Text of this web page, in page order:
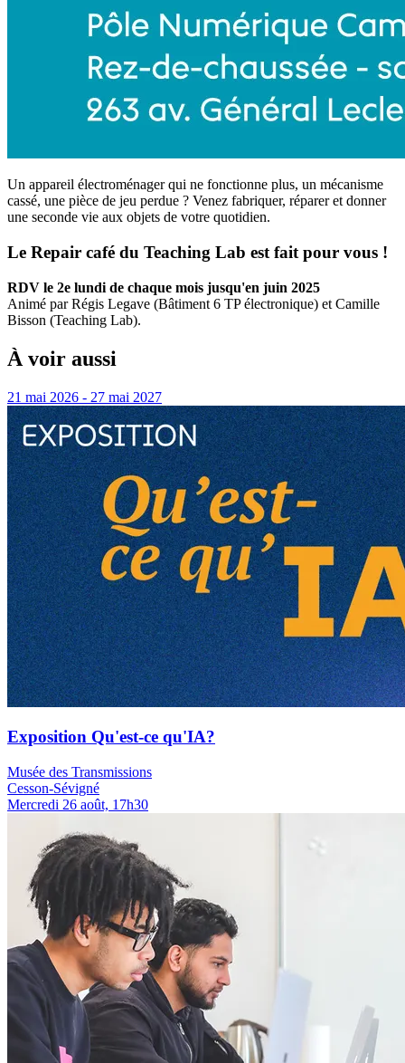
Un appareil électroménager qui ne fonctionne plus, un mécanisme
cassé, une pièce de jeu perdue ? Venez fabriquer, réparer et donner
une seconde vie aux objets de votre quotidien.
Le Repair café du Teaching Lab est fait pour vous !
RDV le 2e lundi de chaque mois jusqu'en juin 2025
Animé par Régis Legave (Bâtiment 6 TP électronique) et Camille
Bisson (Teaching Lab).
À voir aussi
21 mai 2026 - 27 mai 2027
Exposition Qu'est-ce qu'IA?
Musée des Transmissions
Cesson-Sévigné
Mercredi 26 août, 17h30